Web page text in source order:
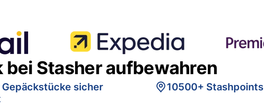
bei Stasher aufbewahren
Gepäckstücke sicher
10500+ Stashpoints